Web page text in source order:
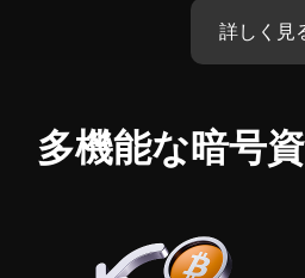
詳しく見
多機能な暗号